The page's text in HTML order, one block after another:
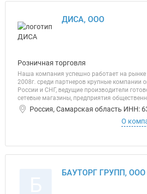
ДИСА, ООО
Розничная торговля
Наша компания успешно работает на
2008г. среди партнеров крупные компании
России и СНГ, ведущие производители
сетевые магазины, предприятия
Россия, Самарская область ИНН:
О
БАУТОРГ ГРУПП, ООО